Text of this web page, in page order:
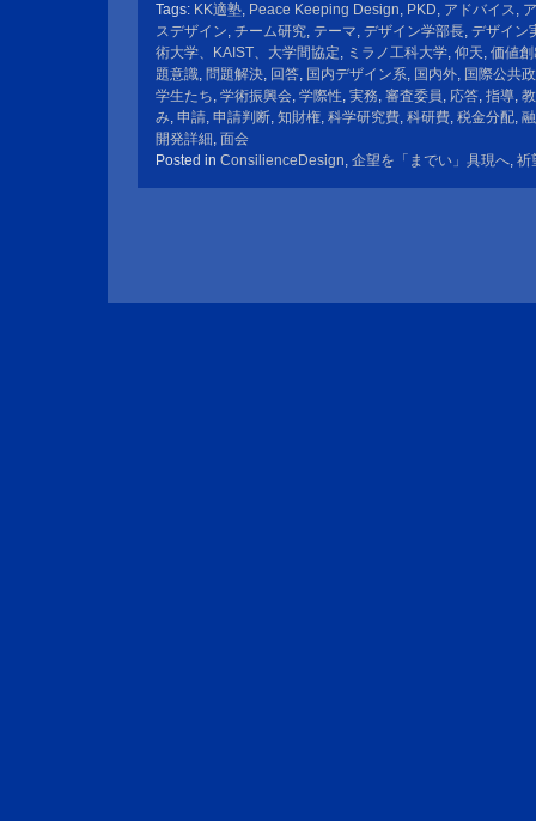
Tags: KK適塾, Peace Keeping Design, PKD, アドバイス,
スデザイン, チーム研究, テーマ, デザイン学部長, デザイン
術大学、KAIST、大学間協定, ミラノ工科大学, 仰天, 価値
題意識, 問題解決, 回答, 国内デザイン系, 国内外, 国際公共
学生たち, 学術振興会, 学際性, 実務, 審査委員, 応答, 指導,
み, 申請, 申請判断, 知財権, 科学研究費, 科研費, 税金分配,
開発詳細, 面会
Posted in ConsilienceDesign, 企望を「までい」具現へ, 祈